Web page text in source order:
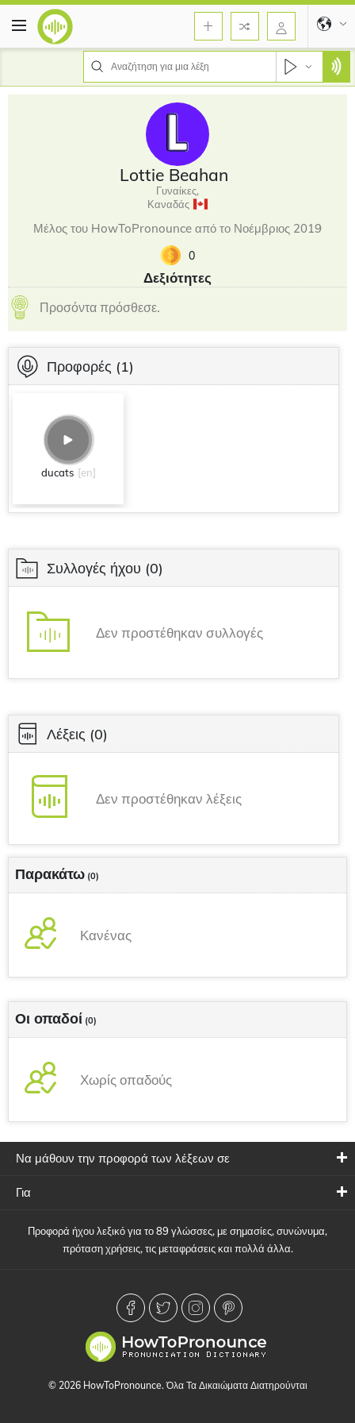
Lottie Beahan
Γυναίκες,
Καναδάς
Μέλος του HowToPronounce από το Νοέμβριος 2019
0
Δεξιότητες
Προσόντα πρόσθεσε.
Προφορές (1)
ducats [en]
Συλλογές ήχου (0)
Δεν προστέθηκαν συλλογές
Λέξεις (0)
Δεν προστέθηκαν λέξεις
Παρακάτω (0)
Κανένας
Οι οπαδοί (0)
Χωρίς οπαδούς
Να μάθουν την προφορά των λέξεων σε
Για
Προφορά ήχου λεξικό για το 89 γλώσσες, με σημασίες, συνώνυμα,
πρόταση χρήσεις, τις μεταφράσεις και πολλά άλλα.
© 2026 HowToPronounce. Όλα Τα Δικαιώματα Διατηρούνται